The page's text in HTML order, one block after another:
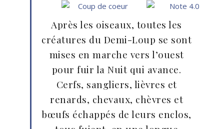
Après les oiseaux, toutes les
créatures du Demi-Loup se sont
mises en marche vers l’ouest
pour fuir la Nuit qui avance.
Cerfs, sangliers, lièvres et
renards, chevaux, chèvres et
bœufs échappés de leurs enclos,